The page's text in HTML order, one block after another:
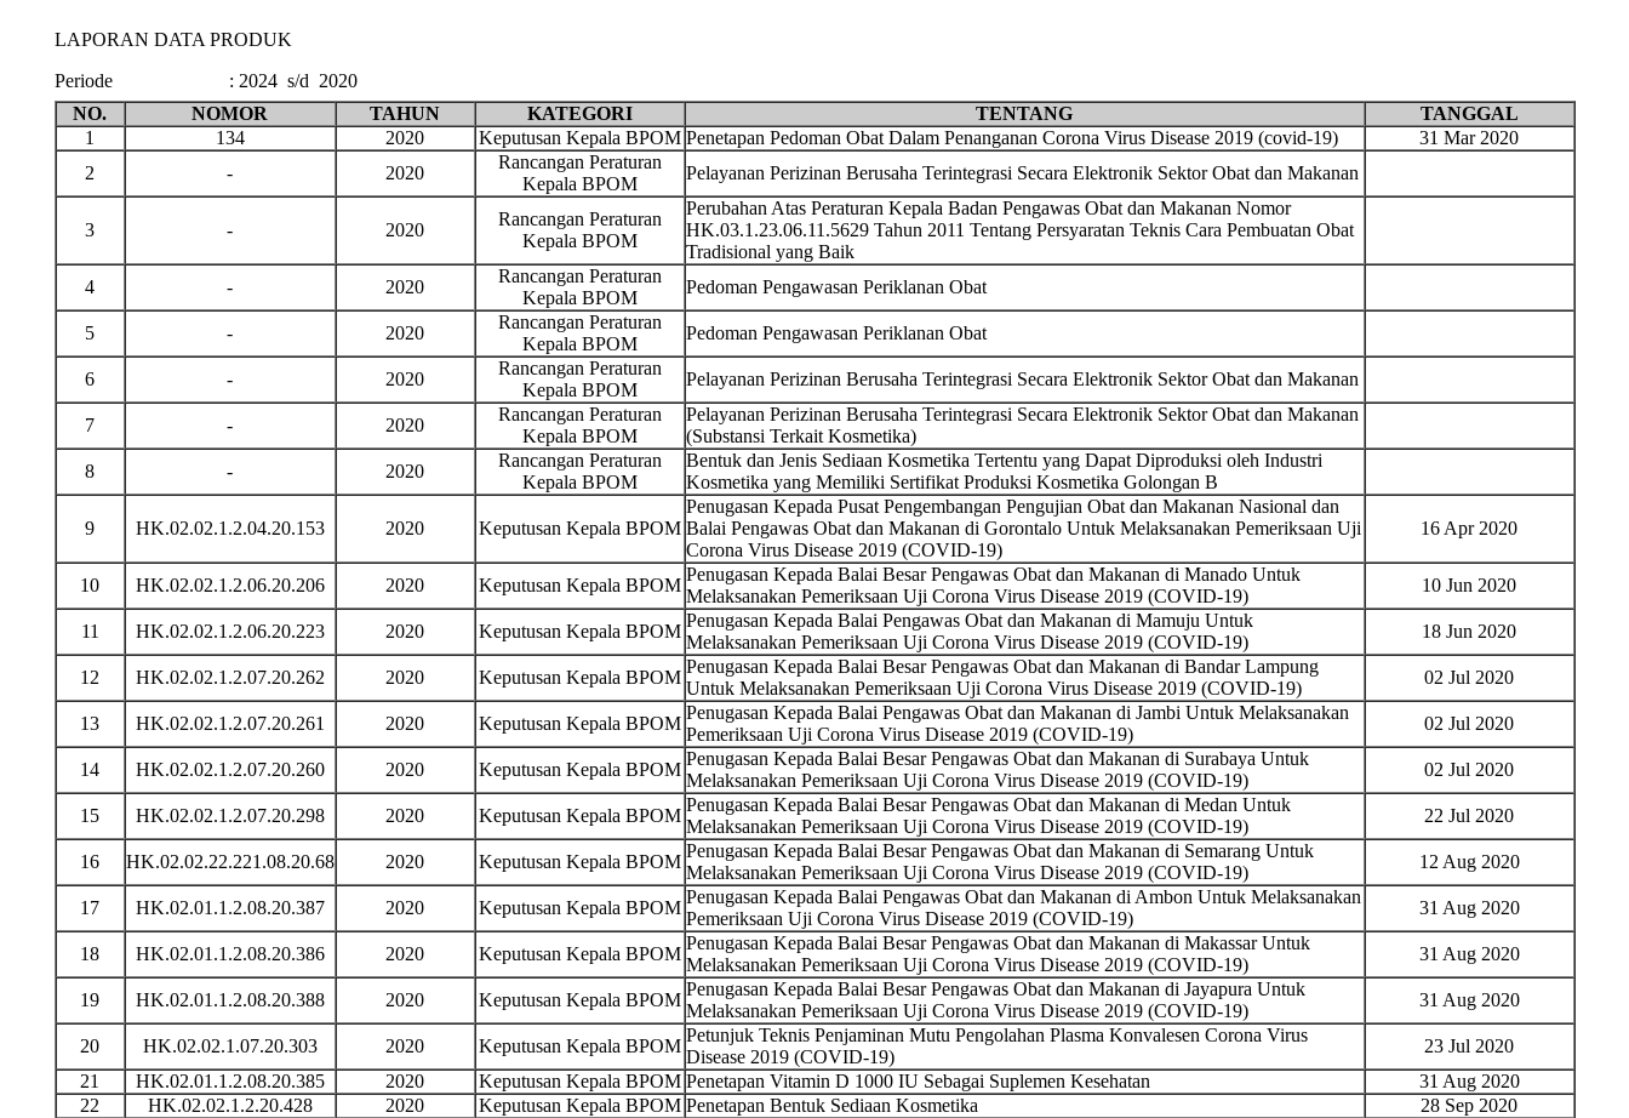
LAPORAN DATA PRODUK
Periode
: 2024 s/d 2020
NO.
NOMOR TAHUN KATEGORI TENTANG
TANGGAL
1
134 2020 Keputusan Kepala BPOM Penetapan Pedoman Obat Dalam Penanganan Corona Virus Disease 2019 (covid-19)
31 Mar 2020
2
- 2020
Rancangan Peraturan
Kepala BPOM
Pelayanan Perizinan Berusaha Terintegrasi Secara Elektronik Sektor Obat dan Makanan
3 - 2020
Rancangan Peraturan
Kepala BPOM
Perubahan Atas Peraturan Kepala Badan Pengawas Obat dan Makanan Nomor
HK.03.1.23.06.11.5629 Tahun 2011 Tentang Persyaratan Teknis Cara Pembuatan Obat
Tradisional yang Baik
4
- 2020
Rancangan Peraturan
Kepala BPOM
Pedoman Pengawasan Periklanan Obat
5 - 2020
Rancangan Peraturan
Kepala BPOM
Pedoman Pengawasan Periklanan Obat
6 - 2020
Rancangan Peraturan
Kepala BPOM
Pelayanan Perizinan Berusaha Terintegrasi Secara Elektronik Sektor Obat dan Makanan
7 - 2020
Rancangan Peraturan
Kepala BPOM
Pelayanan Perizinan Berusaha Terintegrasi Secara Elektronik Sektor Obat dan Makanan
(Substansi Terkait Kosmetika)
8
- 2020
Rancangan Peraturan
Kepala BPOM
Bentuk dan Jenis Sediaan Kosmetika Tertentu yang Dapat Diproduksi oleh Industri
Kosmetika yang Memiliki Sertifikat Produksi Kosmetika Golongan B
9 HK.02.02.1.2.04.20.153 2020 Keputusan Kepala BPOM
Penugasan Kepada Pusat Pengembangan Pengujian Obat dan Makanan Nasional dan
Balai Pengawas Obat dan Makanan di Gorontalo Untuk Melaksanakan Pemeriksaan Uji
Corona Virus Disease 2019 (COVID-19)
16 Apr 2020
10 HK.02.02.1.2.06.20.206 2020 Keputusan Kepala BPOM
Penugasan Kepada Balai Besar Pengawas Obat dan Makanan di Manado Untuk
Melaksanakan Pemeriksaan Uji Corona Virus Disease 2019 (COVID-19)
10 Jun 2020
11 HK.02.02.1.2.06.20.223 2020 Keputusan Kepala BPOM
Penugasan Kepada Balai Pengawas Obat dan Makanan di Mamuju Untuk
Melaksanakan Pemeriksaan Uji Corona Virus Disease 2019 (COVID-19)
18 Jun 2020
12 HK.02.02.1.2.07.20.262 2020 Keputusan Kepala BPOM
Penugasan Kepada Balai Besar Pengawas Obat dan Makanan di Bandar Lampung
Untuk Melaksanakan Pemeriksaan Uji Corona Virus Disease 2019 (COVID-19)
02 Jul 2020
13 HK.02.02.1.2.07.20.261 2020 Keputusan Kepala BPOM
Penugasan Kepada Balai Pengawas Obat dan Makanan di Jambi Untuk Melaksanakan
Pemeriksaan Uji Corona Virus Disease 2019 (COVID-19)
02 Jul 2020
14 HK.02.02.1.2.07.20.260 2020 Keputusan Kepala BPOM
Penugasan Kepada Balai Besar Pengawas Obat dan Makanan di Surabaya Untuk
Melaksanakan Pemeriksaan Uji Corona Virus Disease 2019 (COVID-19)
02 Jul 2020
15 HK.02.02.1.2.07.20.298 2020 Keputusan Kepala BPOM
Penugasan Kepada Balai Besar Pengawas Obat dan Makanan di Medan Untuk
Melaksanakan Pemeriksaan Uji Corona Virus Disease 2019 (COVID-19)
22 Jul 2020
16 HK.02.02.22.221.08.20.68 2020 Keputusan Kepala BPOM
Penugasan Kepada Balai Besar Pengawas Obat dan Makanan di Semarang Untuk
Melaksanakan Pemeriksaan Uji Corona Virus Disease 2019 (COVID-19)
12 Aug 2020
17 HK.02.01.1.2.08.20.387 2020 Keputusan Kepala BPOM
Penugasan Kepada Balai Pengawas Obat dan Makanan di Ambon Untuk Melaksanakan
Pemeriksaan Uji Corona Virus Disease 2019 (COVID-19)
31 Aug 2020
18 HK.02.01.1.2.08.20.386 2020 Keputusan Kepala BPOM
Penugasan Kepada Balai Besar Pengawas Obat dan Makanan di Makassar Untuk
Melaksanakan Pemeriksaan Uji Corona Virus Disease 2019 (COVID-19)
31 Aug 2020
19 HK.02.01.1.2.08.20.388 2020 Keputusan Kepala BPOM
Penugasan Kepada Balai Besar Pengawas Obat dan Makanan di Jayapura Untuk
Melaksanakan Pemeriksaan Uji Corona Virus Disease 2019 (COVID-19)
31 Aug 2020
20 HK.02.02.1.07.20.303 2020 Keputusan Kepala BPOM
Petunjuk Teknis Penjaminan Mutu Pengolahan Plasma Konvalesen Corona Virus
Disease 2019 (COVID-19)
23 Jul 2020
21
HK.02.01.1.2.08.20.385 2020 Keputusan Kepala BPOM Penetapan Vitamin D 1000 IU Sebagai Suplemen Kesehatan
31 Aug 2020
22
HK.02.02.1.2.20.428 2020 Keputusan Kepala BPOM Penetapan Bentuk Sediaan Kosmetika 28 Sep 2020